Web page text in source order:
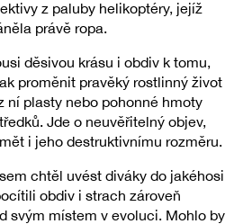
z paluby helikoptéry, jejíž
právě ropa.
děsivou krásu i obdiv k tomu,
proměnit pravěký rostlinný život
ní plasty nebo pohonné hmoty
Jde o neuvěřitelný objev,
i jeho destruktivnímu rozměru.
chtěl uvést diváky do jakéhosi
obdiv i strach zároveň
svým místem v evoluci. Mohlo by